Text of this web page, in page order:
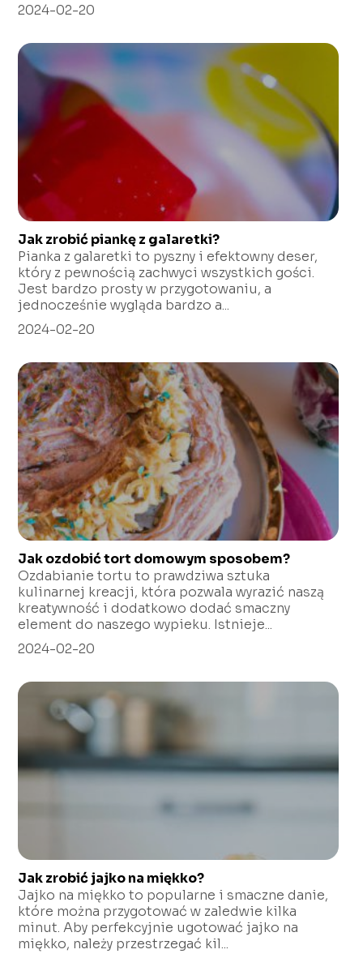
2024-02-20
Jak zrobić piankę z galaretki?
Pianka z galaretki to pyszny i efektowny deser,
który z pewnością zachwyci wszystkich gości.
Jest bardzo prosty w przygotowaniu, a
jednocześnie wygląda bardzo a...
2024-02-20
Jak ozdobić tort domowym sposobem?
Ozdabianie tortu to prawdziwa sztuka
kulinarnej kreacji, która pozwala wyrazić naszą
kreatywność i dodatkowo dodać smaczny
element do naszego wypieku. Istnieje...
2024-02-20
Jak zrobić jajko na miękko?
Jajko na miękko to popularne i smaczne danie,
które można przygotować w zaledwie kilka
minut. Aby perfekcyjnie ugotować jajko na
miękko, należy przestrzegać kil...